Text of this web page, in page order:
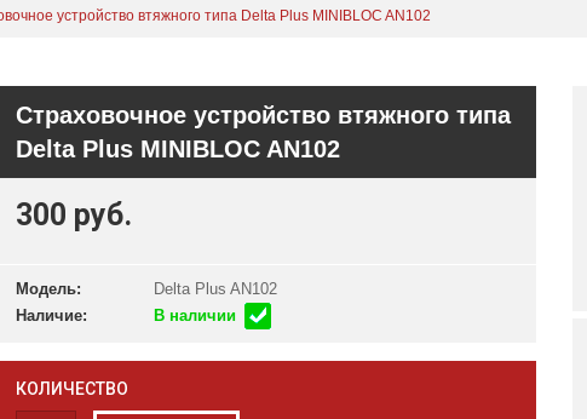
устройство втяжного типа Delta Plus MINIBLOC AN102
Страховочное устройство втяжного типа
Delta Plus MINIBLOC AN102
300 руб.
Модель:
Delta Plus AN102
Наличие:
В наличии
КОЛИЧЕСТВО